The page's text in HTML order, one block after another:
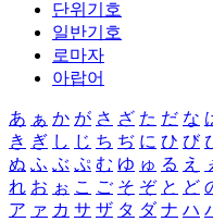
단위기호
일반기호
로마자
아랍어
あ ぁ か が さ ざ た だ な
き ぎ し じ ち ぢ に ひ び
ぬ ふ ぶ ぷ む ゆ ゅ る え
れ お ぉ こ ご そ ぞ と ど
ア ァ カ サ ザ タ ダ ナ ハ